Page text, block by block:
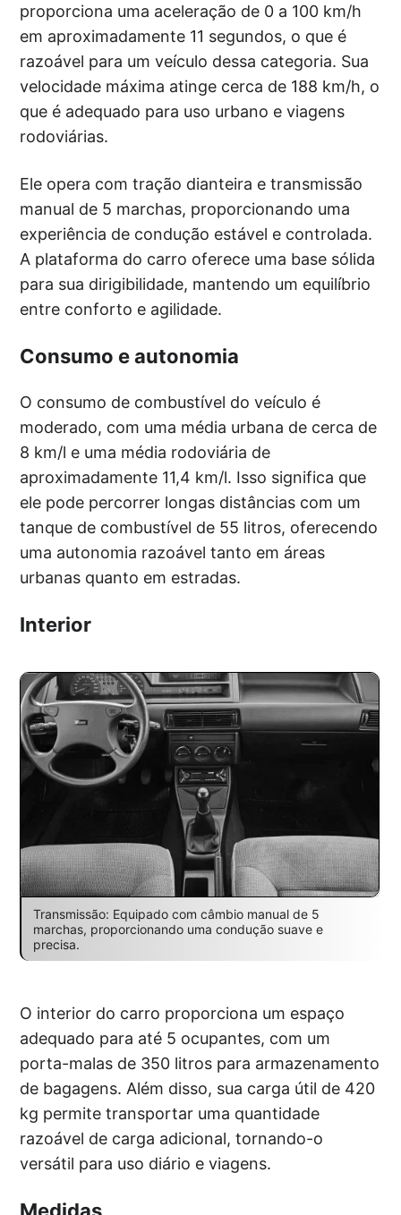
proporciona uma aceleração de 0 a 100 km/h
em aproximadamente 11 segundos, o que é
razoável para um veículo dessa categoria. Sua
velocidade máxima atinge cerca de 188 km/h, o
que é adequado para uso urbano e viagens
rodoviárias.
Ele opera com tração dianteira e transmissão
manual de 5 marchas, proporcionando uma
experiência de condução estável e controlada.
A plataforma do carro oferece uma base sólida
para sua dirigibilidade, mantendo um equilíbrio
entre conforto e agilidade.
Consumo e autonomia
O consumo de combustível do veículo é
moderado, com uma média urbana de cerca de
8 km/l e uma média rodoviária de
aproximadamente 11,4 km/l. Isso significa que
ele pode percorrer longas distâncias com um
tanque de combustível de 55 litros, oferecendo
uma autonomia razoável tanto em áreas
urbanas quanto em estradas.
Interior
Transmissão: Equipado com câmbio manual de 5
marchas, proporcionando uma condução suave e
precisa.
O interior do carro proporciona um espaço
adequado para até 5 ocupantes, com um
porta-malas de 350 litros para armazenamento
de bagagens. Além disso, sua carga útil de 420
kg permite transportar uma quantidade
razoável de carga adicional, tornando-o
versátil para uso diário e viagens.
Medidas